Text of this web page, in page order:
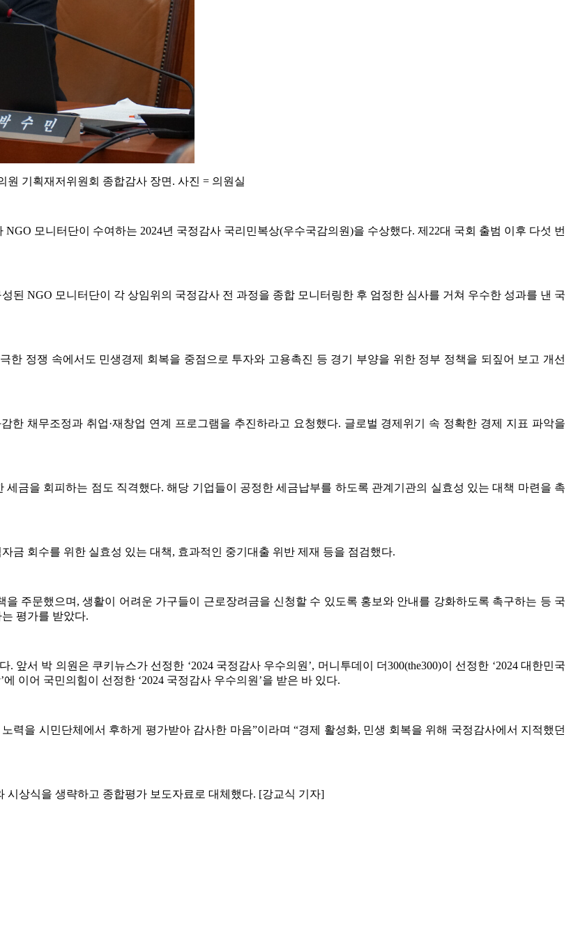
원 기획재저위원회 종합감사 장면. 사진 = 의원실
모니터단이 수여하는 2024년 국정감사 국리민복상(우수국감의원)을 수상했다. 제22대 국회 출범 이후 다섯 번
된 NGO 모니터단이 각 상임위의 국정감사 전 과정을 종합 모니터링한 후 엄정한 심사를 거쳐 우수한 성과를 낸 국
한 정쟁 속에서도 민생경제 회복을 중점으로 투자와 고용촉진 등 경기 부양을 위한 정부 정책을 되짚어 보고 개선
한 채무조정과 취업·재창업 연계 프로그램을 추진하라고 요청했다. 글로벌 경제위기 속 정확한 경제 지표 파악을
금을 회피하는 점도 직격했다. 해당 기업들이 공정한 세금납부를 하도록 관계기관의 실효성 있는 대책 마련을 촉
금 회수를 위한 실효성 있는 대책, 효과적인 중기대출 위반 제재 등을 점검했다.
주문했으며, 생활이 어려운 가구들이 근로장려금을 신청할 수 있도록 홍보와 안내를 강화하도록 촉구하는 등 국
평가를 받았다.
서 박 의원은 쿠키뉴스가 선정한 ‘2024 국정감사 우수의원’, 머니투데이 더300(the300)이 선정한 ‘2024 대한민국
이어 국민의힘이 선정한 ‘2024 국정감사 우수의원’을 받은 바 있다.
력을 시민단체에서 후하게 평가받아 감사한 마음”이라며 “경제 활성화, 민생 회복을 위해 국정감사에서 지적했던
상식을 생략하고 종합평가 보도자료로 대체했다. [강교식 기자]